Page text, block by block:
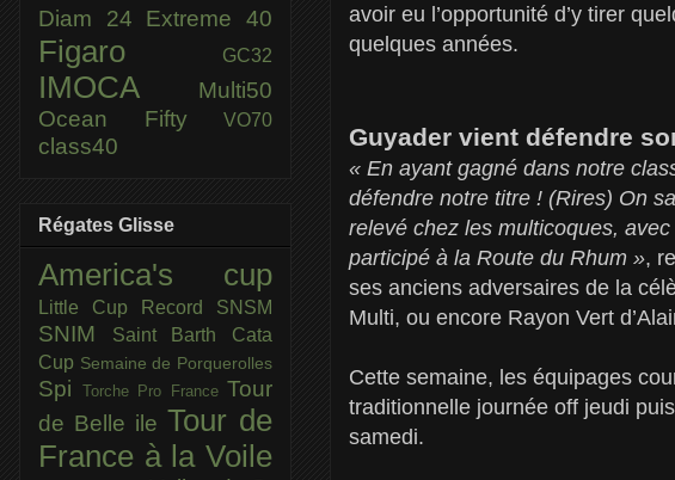
avoir eu l’opportunité d’y tirer
quelques années.
Guyader vient défendre
« En ayant gagné dans notre
défendre notre titre ! (Rires) On
relevé chez les multicoques,
participé à la Route du Rhum »,
ses anciens adversaires de la
Multi, ou encore Rayon Vert
Cette semaine, les équipages
traditionnelle journée off jeudi
samedi.
Diam 24 Extreme 40
Figaro GC32
IMOCA
Multi50
Ocean Fifty
VO70
class40
Régates Glisse
America's cup
Little Cup Record SNSM
SNIM
Saint Barth Cata
Cup Semaine de Porquerolles
Spi Torche Pro France Tour
de Belle ile Tour de
France à la Voile